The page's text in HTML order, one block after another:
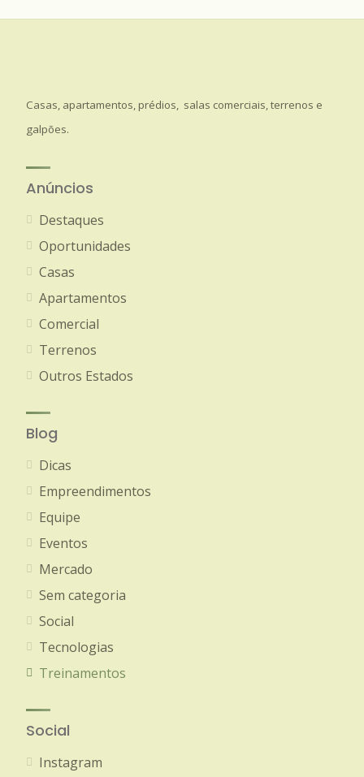
Casas, apartamentos, prédios, salas comerciais, terrenos e
galpões.
Anúncios
Destaques
Oportunidades
Casas
Apartamentos
Comercial
Terrenos
Outros Estados
Blog
Dicas
Empreendimentos
Equipe
Eventos
Mercado
Sem categoria
Social
Tecnologias
Treinamentos
Social
Instagram